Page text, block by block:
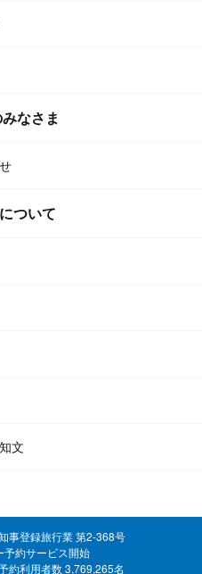
なさま
ついて
文
事登録旅行業 第2-368号
約サービス開始
約利用者数 3,769,265名